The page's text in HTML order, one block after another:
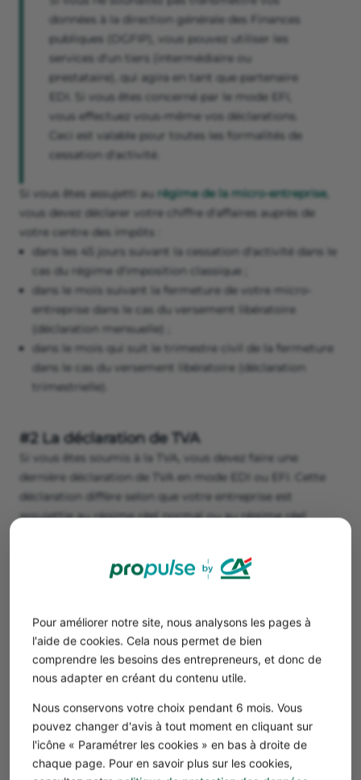
Pour améliorer notre site, nous analysons les pages à
l'aide de cookies. Cela nous permet de bien
comprendre les besoins des entrepreneurs, et donc de
nous adapter en créant du contenu utile.
Nous conservons votre choix pendant 6 mois. Vous
pouvez changer d'avis à tout moment en cliquant sur
l'icône « Paramétrer les cookies » en bas à droite de
chaque page. Pour en savoir plus sur les cookies,
données à la direction générale des Finances
publiques (DGFIP), vous pouvez utiliser les
services d'un tiers (intermédiaire ou
prestataire), qui agira en tant que partenaire
EDI. Si vous êtes concerné par le mode EFI,
vous effectuez vous-même vos déclarations.
Ceci est valable pour toutes les formalités de
cessation d'activité.
Si vous êtes assujetti au régime de la micro-entreprise,
vous devez déclarer votre chiffre d'affaires auprès de
votre centre des impôts :
dans les 45 jours suivant la cessation d'activité dans le
cas du régime d'imposition classique ;
dans le mois suivant la fermeture de votre micro-
entreprise dans le cas du versement libératoire
(déclaration mensuelle) ;
dans le mois qui suit le trimestre civil de la fermeture
dans le cas du versement libératoire (déclaration
trimestrielle).
#2 La déclaration de TVA
Si vous êtes soumis à la TVA, vous devez faire une
dernière déclaration de TVA en mode EDI ou EFI. Cette
déclaration diffère selon que votre entreprise est
assujettie au régime réel normal ou au régime réel
vous disposez d'un délai
après la cessation d'activité.
#3 La contribution économique territoriale
(CET)
Toute entreprise qui exerce une activité en France, quelle
que soit sa forme juridique, est tenue de payer la CET.
Son calcul est effectué sur une base annuelle, couvrant
l'ensemble de l'année d'activité.